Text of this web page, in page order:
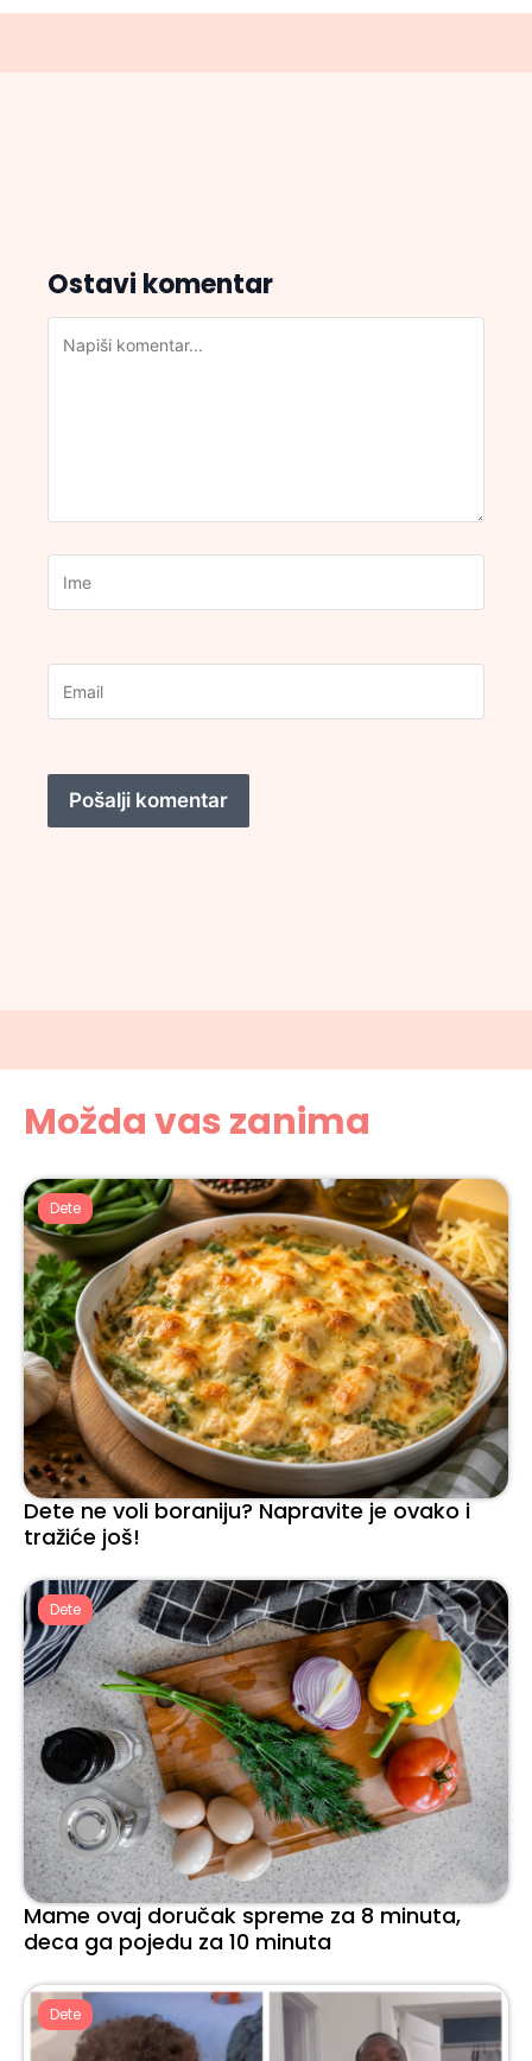
Ostavi komentar
Možda vas zanima
Dete
Dete ne voli boraniju? Napravite je ovako i
tražiće još!
Dete
Mame ovaj doručak spreme za 8 minuta,
deca ga pojedu za 10 minuta
Dete